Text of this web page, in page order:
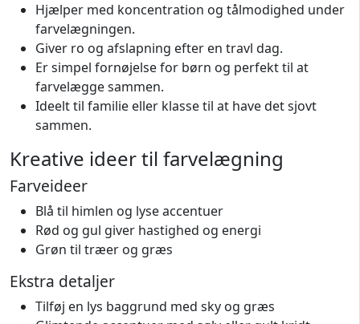
Hjælper med koncentration og tålmodighed under
farvelægningen.
Giver ro og afslapning efter en travl dag.
Er simpel fornøjelse for børn og perfekt til at
farvelægge sammen.
Ideelt til familie eller klasse til at have det sjovt
sammen.
Kreative ideer til farvelægning
Farveideer
Blå til himlen og lyse accentuer
Rød og gul giver hastighed og energi
Grøn til træer og græs
Ekstra detaljer
Tilføj en lys baggrund med sky og græs